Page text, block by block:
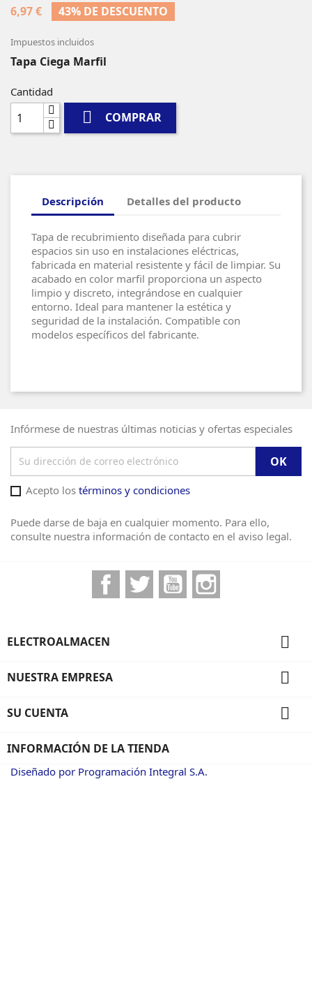
6,97 €
43% DE DESCUENTO
Impuestos incluidos
Tapa Ciega Marfil
Cantidad
 COMPRAR
Descripción Detalles del producto
Tapa de recubrimiento diseñada para cubrir
espacios sin uso en instalaciones eléctricas,
fabricada en material resistente y fácil de limpiar. Su
acabado en color marfil proporciona un aspecto
limpio y discreto, integrándose en cualquier
entorno. Ideal para mantener la estética y
seguridad de la instalación. Compatible con
modelos específicos del fabricante.
Infórmese de nuestras últimas noticias y ofertas especiales
Acepto los términos y condiciones
Puede darse de baja en cualquier momento. Para ello,
consulte nuestra información de contacto en el aviso legal.
FacebookTwitter YouTube
ELECTROALMACEN 
NUESTRA EMPRESA 
SU CUENTA 
INFORMACIÓN DE LA TIENDA
Diseñado por Programación Integral S.A.